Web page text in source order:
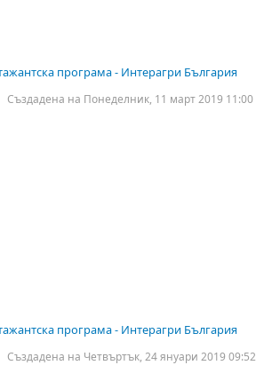
програма - Интерагри България
Създадена на Понеделник, 11 март 2019 11:00
програма - Интерагри България
Създадена на Четвъртък, 24 януари 2019 09:52